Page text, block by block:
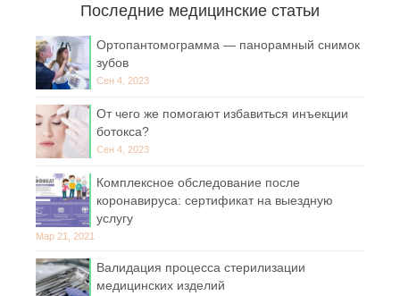
Последние медицинские статьи
Ортопантомограмма — панорамный снимок
зубов
Сен 4, 2023
От чего же помогают избавиться инъекции
ботокса?
Сен 4, 2023
Комплексное обследование после
коронавируса: сертификат на выездную
услугу
Мар 21, 2021
Валидация процесса стерилизации
медицинских изделий